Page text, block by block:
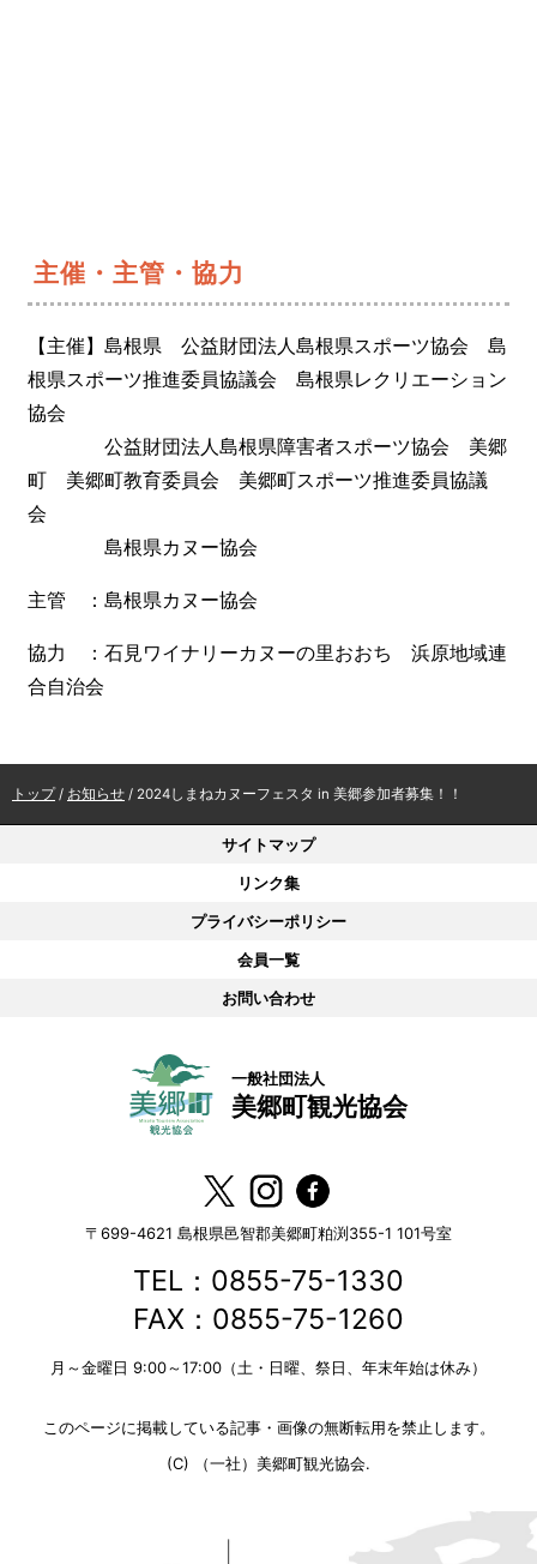
主催・主管・協力
【主催】島根県 公益財団法人島根県スポーツ協会 島
根県スポーツ推進委員協議会 島根県レクリエーション
協会
公益財団法人島根県障害者スポーツ協会 美郷
町 美郷町教育委員会 美郷町スポーツ推進委員協議
会
島根県カヌー協会
主管 ：島根県カヌー協会
協力 ：石見ワイナリーカヌーの里おおち 浜原地域連
合自治会
現
トップ/ お知らせ / 2024しまねカヌーフェスタ in 美郷参加者募集！！
サイトマップ
リンク集
プライバシーポリシー
会員一覧
お問い合わせ
一般社団法人
美郷町観光協会
〒699-4621 島根県邑智郡美郷町粕渕355-1 101号室
TEL：0855-75-1330
FAX：0855-75-1260
月～金曜日 9:00～17:00（土・日曜、祭日、年末年始は休み）
このページに掲載している記事・画像の無断転用を禁止します。
(C) （一社）美郷町観光協会.